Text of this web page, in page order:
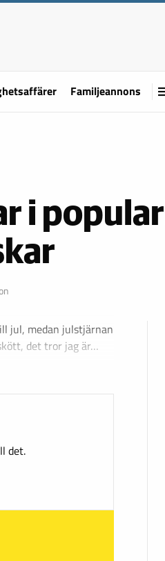
Familjeannons
i
jul, medan julstjärnan
det tror jag är…
det.